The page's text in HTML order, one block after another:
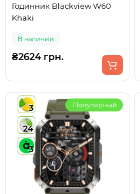
Годинник Blackview W60
Khaki
В наличии
₴2624 грн.
3
24
3
Популярный